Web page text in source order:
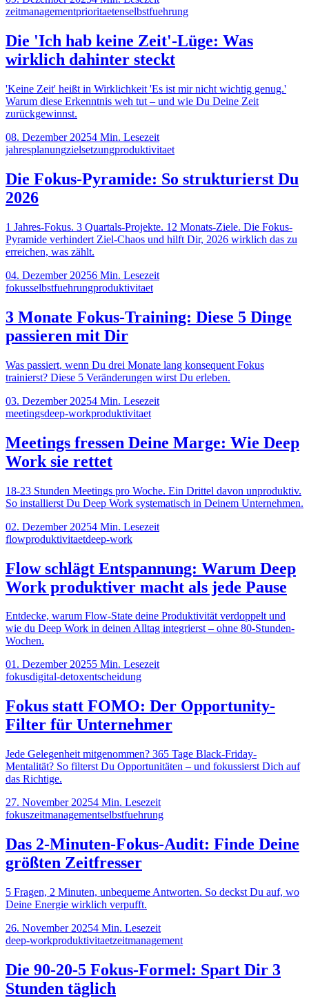
zeitmanagementprioritaetenselbstfuehrung
Die 'Ich hab keine Zeit'-Lüge: Was
wirklich dahinter steckt
'Keine Zeit' heißt in Wirklichkeit 'Es ist mir nicht wichtig genug.'
Warum diese Erkenntnis weh tut – und wie Du Deine Zeit
zurückgewinnst.
08. Dezember 20254 Min. Lesezeit
jahresplanungzielsetzungproduktivitaet
Die Fokus-Pyramide: So strukturierst Du
2026
1 Jahres-Fokus. 3 Quartals-Projekte. 12 Monats-Ziele. Die Fokus-
Pyramide verhindert Ziel-Chaos und hilft Dir, 2026 wirklich das zu
erreichen, was zählt.
04. Dezember 20256 Min. Lesezeit
fokusselbstfuehrungproduktivitaet
3 Monate Fokus-Training: Diese 5 Dinge
passieren mit Dir
Was passiert, wenn Du drei Monate lang konsequent Fokus
trainierst? Diese 5 Veränderungen wirst Du erleben.
03. Dezember 20254 Min. Lesezeit
meetingsdeep-workproduktivitaet
Meetings fressen Deine Marge: Wie Deep
Work sie rettet
18-23 Stunden Meetings pro Woche. Ein Drittel davon unproduktiv.
So installierst Du Deep Work systematisch in Deinem Unternehmen.
02. Dezember 20254 Min. Lesezeit
flowproduktivitaetdeep-work
Flow schlägt Entspannung: Warum Deep
Work produktiver macht als jede Pause
Entdecke, warum Flow-State deine Produktivität verdoppelt und
wie du Deep Work in deinen Alltag integrierst – ohne 80-Stunden-
Wochen.
01. Dezember 20255 Min. Lesezeit
fokusdigital-detoxentscheidung
Fokus statt FOMO: Der Opportunity-
Filter für Unternehmer
Jede Gelegenheit mitgenommen? 365 Tage Black-Friday-
Mentalität? So filterst Du Opportunitäten – und fokussierst Dich auf
das Richtige.
27. November 20254 Min. Lesezeit
fokuszeitmanagementselbstfuehrung
Das 2-Minuten-Fokus-Audit: Finde Deine
größten Zeitfresser
5 Fragen, 2 Minuten, unbequeme Antworten. So deckst Du auf, wo
Deine Energie wirklich verpufft.
26. November 20254 Min. Lesezeit
deep-workproduktivitaetzeitmanagement
Die 90-20-5 Fokus-Formel: Spart Dir 3
Stunden täglich